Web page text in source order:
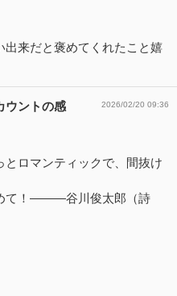
出来だと褒めてくれたこと嬉
ウントの感
2026/02/20 09:36
とロマンティックで、間抜け
て！———谷川俊太郎（詩